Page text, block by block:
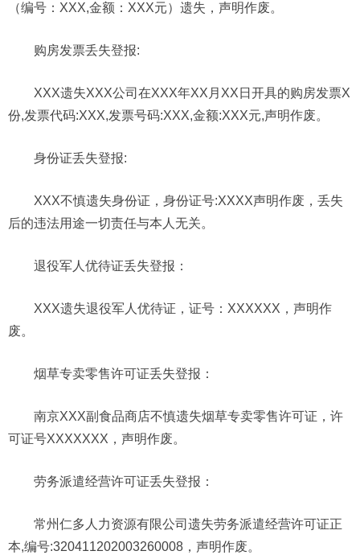
（编号：XXX,金额：XXX元）遗失，声明作废。
购房发票丢失登报:
XXX遗失XXX公司在XXX年XX月XX日开具的购房发票X
份,发票代码:XXX,发票号码:XXX,金额:XXX元,声明作废。
身份证丢失登报:
XXX不慎遗失身份证，身份证号:XXXX声明作废，丢失
后的违法用途一切责任与本人无关。
退役军人优待证丢失登报：
XXX遗失退役军人优待证，证号：XXXXXX，声明作
废。
烟草专卖零售许可证丢失登报：
南京XXX副食品商店不慎遗失烟草专卖零售许可证，许
可证号XXXXXXX，声明作废。
劳务派遣经营许可证丢失登报：
常州仁多人力资源有限公司遗失劳务派遣经营许可证正
本,编号:320411202003260008，声明作废。